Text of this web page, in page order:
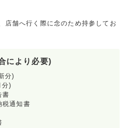
店舗へ行く際に念のため持参してお
により必要)
分)
分)
書
税通知書